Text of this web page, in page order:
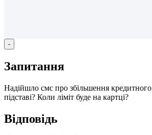
-
Запитання
Надійшло смс про збільшення кредитного
підставі? Коли ліміт буде на картці?
Відповідь